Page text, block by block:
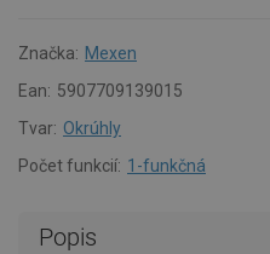
Značka: Mexen
Ean: 5907709139015
Tvar: Okrúhly
Počet funkcií: 1-funkčná
Popis